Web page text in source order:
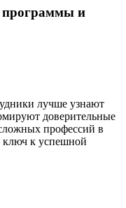
программы и
лучше узнают
доверительные
профессий в
ключ к успешной